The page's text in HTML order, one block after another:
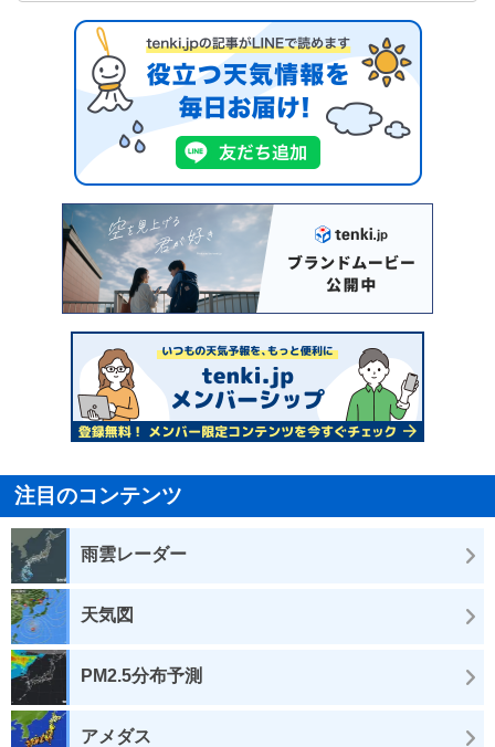
注目のコンテンツ
雨雲レーダー
天気図
PM2.5分布予測
アメダス